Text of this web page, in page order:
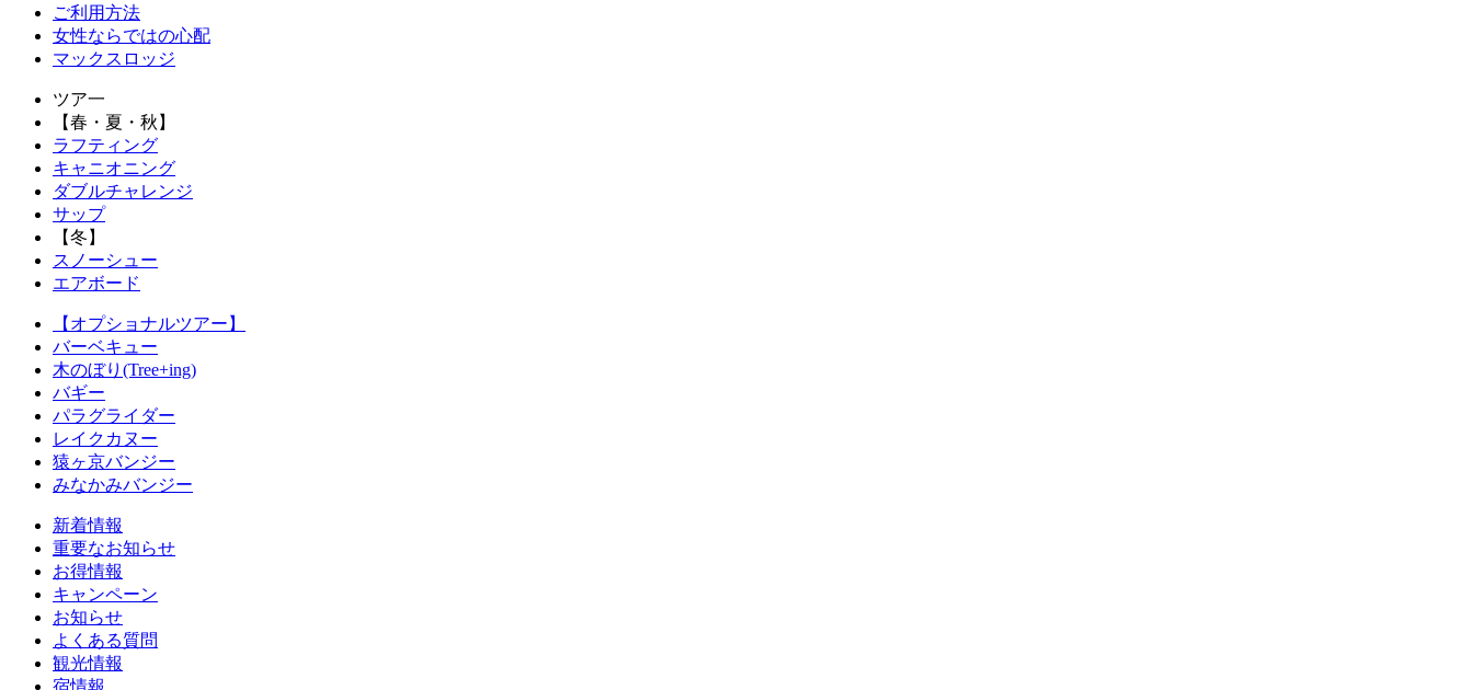
ご利用方法
女性ならではの心配
マックスロッジ
ツア一
【春・夏・秋】
ラフティング
キャニオニング
ダブルチャレンジ
サップ
【冬】
スノーシュー
エアボード
【オプショナルツアー】
バーベキュー
木のぼり(Tree+ing)
バギー
パラグライダー
レイクカヌー
猿ヶ京バンジー
みなかみバンジー
新着情報
重要なお知らせ
お得情報
キャンペーン
お知らせ
よくある質問
観光情報
宿情報